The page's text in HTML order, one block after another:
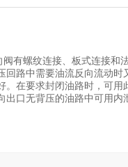
有螺纹连接、板式连接和
路中需要油流反向流动时
在要求封闭油路时，可用
口无背压的油路中可用内